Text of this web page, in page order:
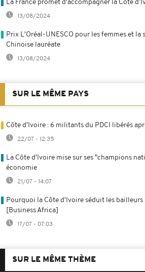
La France promet d'accompagner la Côte
13/08/2024
Prix L'Oréal-UNESCO pour les femmes et la
Chinoise lauréate
13/08/2024
SUR LE MÊME PAYS
Côte d'Ivoire : 6 militants du PDCI libérés
22/07 - 12:35
La Côte d'Ivoire mise sur ses "champions
économie
21/07 - 14:07
Pourquoi la Côte d'Ivoire séduit les
[Business Africa]
17/07 - 07:03
SUR LE MÊME THÈME